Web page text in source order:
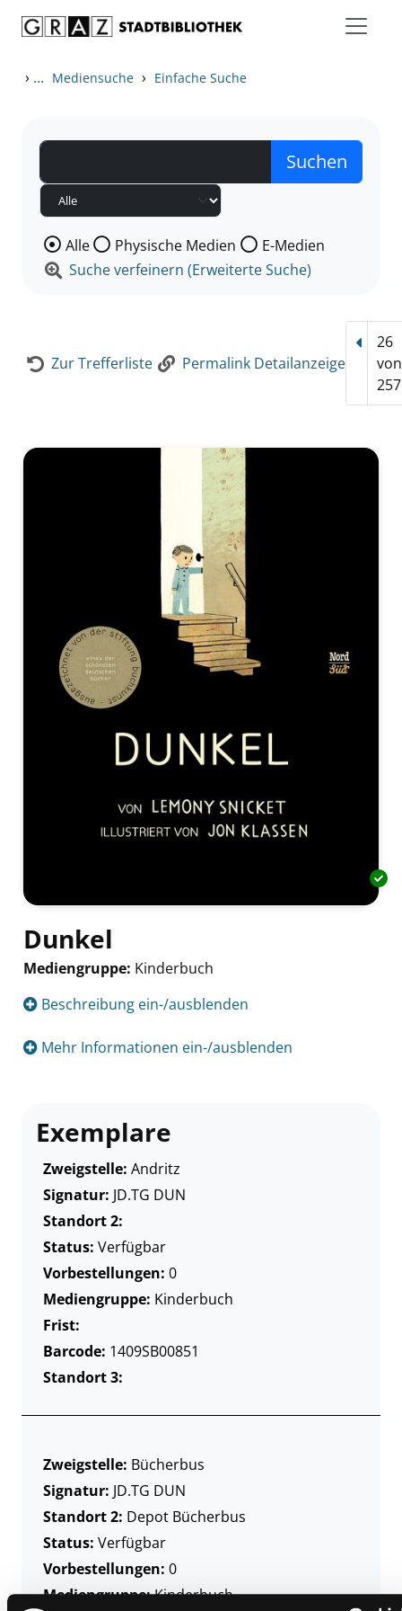
› ... Mediensuche › Einfache Suche
Wählen Sie die Medienart nach der Sie suchen wollen.
Alle Physische Medien
E-Medien
Suche verfeinern (Erweiterte Suche)
Zur Trefferliste Permalink Detailanzeige
26
von
257
Dunkel
Mediengruppe: Kinderbuch
Beschreibung ein-/ausblenden
Mehr Informationen ein-/ausblenden
Exemplare
Zweigstelle: Andritz
Signatur: JD.TG DUN
Standort 2:
Status: Verfügbar
Vorbestellungen: 0
Mediengruppe: Kinderbuch
Frist:
Barcode: 1409SB00851
Standort 3:
Zweigstelle: Bücherbus
Signatur: JD.TG DUN
Standort 2: Depot Bücherbus
Status: Verfügbar
Vorbestellungen: 0
Mediengruppe:Kinderbuch